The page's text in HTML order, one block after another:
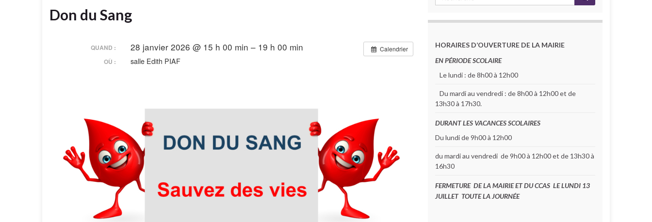
Don du Sang
Calendrier
QUAND : 28 janvier 2026 @ 15 h 00 min – 19 h 00 min
OÙ : salle Edith PIAF
HORAIRES D’OUVERTURE DE LA MAIRIE
EN PÉRIODE SCOLAIRE
Le lundi : de 8h00 à 12h00
Du mardi au vendredi : de 8h00 à 12h00 et de
13h30 à 17h30.
DURANT LES VACANCES SCOLAIRES
Du lundi de 9h00 à 12h00
du mardi au vendredi de 9h00 à 12h00 et de 13h30 à
16h30
FERMETURE DE LA MAIRIE ET DU CCAS LE LUNDI 13
JUILLET TOUTE LA JOURNÉE